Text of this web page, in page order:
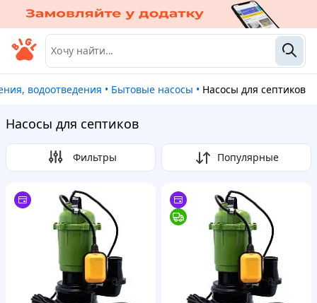
водоотведения • Бытовые насосы • Насосы для септиков
Насосы для септиков
Фильтры Популярные